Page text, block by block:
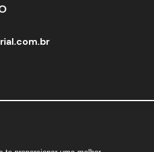
Group